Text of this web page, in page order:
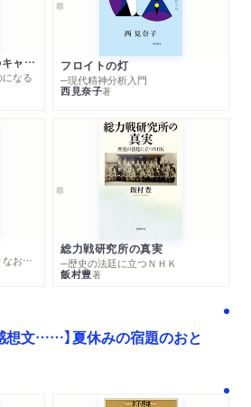
。「母親の子殺しや虐待のニュ
に子を愛する」という通説への疑
「母性」という物語」
「「気流の鳴る音」真木悠介 1977
に」に著者インタビューが掲載
ル特集に著者インタビューが掲
人生の悩みの原因は人間関係 「生
が到達した「こまめにあきらめて
改訂版 金持ち父さんのキャッシュフロー・クワドラント
なる
フロイトの灯
─現代精神分析入門
西見奈子著
─スピーキングのためのやりなおし英文法スーパードリル
総力戦研究所の真実
─歴史の法廷に立つＮＨＫ
飯村豊著
想文……】夏休みの宿題のおと